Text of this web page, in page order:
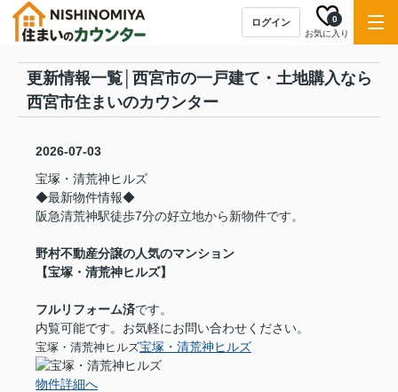
ログイン
お気に入り
0
更新情報一覧│西宮市の一戸建て・土地購入なら
西宮市住まいのカウンター
2026-07-03
宝塚・清荒神ヒルズ
◆最新物件情報◆
阪急清荒神駅徒歩7分の好立地から新物件です。
野村不動産分譲の人気のマンション
【宝塚・清荒神ヒルズ】
フルリフォーム済です。
内覧可能です。お気軽にお問い合わせください。
宝塚・清荒神ヒルズ宝塚・清荒神ヒルズ
物件詳細へ